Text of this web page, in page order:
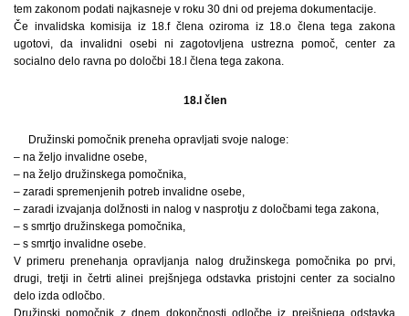
tem zakonom podati najkasneje v roku 30 dni od prejema dokumentacije.
Če invalidska komisija iz 18.f člena oziroma iz 18.o člena tega zakona
ugotovi, da invalidni osebi ni zagotovljena ustrezna pomoč, center za
socialno delo ravna po določbi 18.l člena tega zakona.
18.l člen
Družinski pomočnik preneha opravljati svoje naloge:
– na željo invalidne osebe,
– na željo družinskega pomočnika,
– zaradi spremenjenih potreb invalidne osebe,
– zaradi izvajanja dolžnosti in nalog v nasprotju z določbami tega zakona,
– s smrtjo družinskega pomočnika,
– s smrtjo invalidne osebe.
V primeru prenehanja opravljanja nalog družinskega pomočnika po prvi,
drugi, tretji in četrti alinei prejšnjega odstavka pristojni center za socialno
delo izda odločbo.
Družinski pomočnik z dnem dokončnosti odločbe iz prejšnjega odstavka